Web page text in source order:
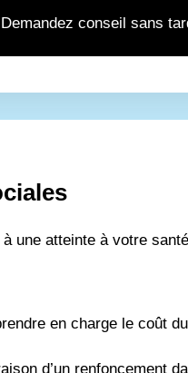
Demandez conseil sans
une atteinte à votre
en charge le coût
d’un renfoncement